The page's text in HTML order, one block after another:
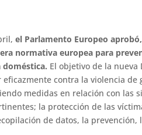
el Parlamento Europeo
normativa europea para
doméstica. El objetivo de la
contra la violencia de
medidas en relación con las
la protección de las
de datos, la prevención,